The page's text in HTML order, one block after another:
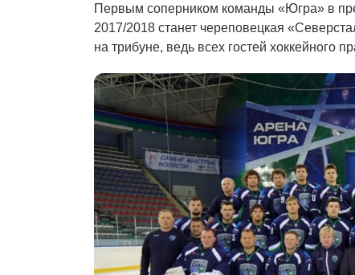
Первым соперником команды «Югра» в
2017/2018 станет череповецкая
на трибуне, ведь всех гостей хоккейного